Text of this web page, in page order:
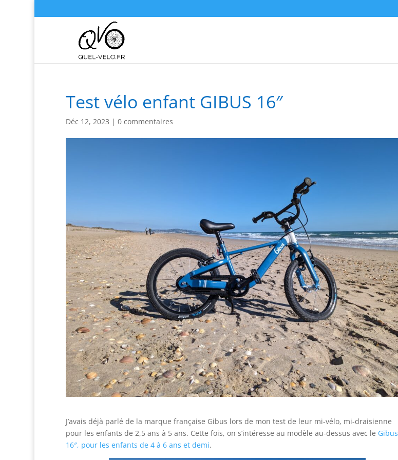
Test vélo enfant GIBUS 16″
Déc 12, 2023 | 0 commentaires
J’avais déjà parlé de la marque française Gibus lors de mon test de leur mi-vélo, mi-draisienne
pour les enfants de 2,5 ans à 5 ans. Cette fois, on s’intéresse au modèle au-dessus avec le Gibus
16″, pour les enfants de 4 à 6 ans et demi.